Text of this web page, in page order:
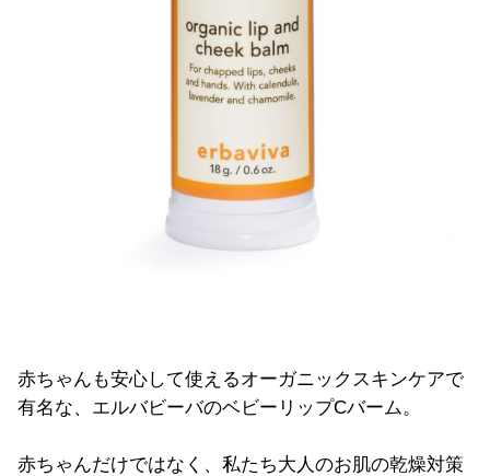
赤ちゃんも安心して使えるオーガニックスキンケアで
有名な、エルバビーバのベビーリップCバーム。
赤ちゃんだけではなく、私たち大人のお肌の乾燥対策